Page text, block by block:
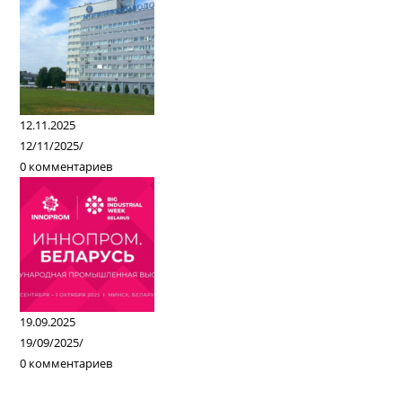
12.11.2025
12/11/2025/
0 комментариев
19.09.2025
19/09/2025/
0 комментариев